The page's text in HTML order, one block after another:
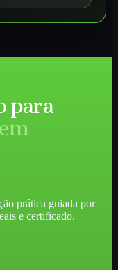
para
prática guiada por
e certificado.